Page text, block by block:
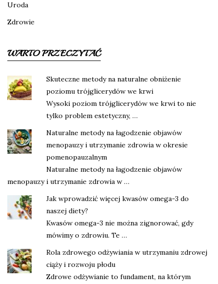
Uroda
Zdrowie
WARTO PRZECZYTAĆ
Skuteczne metody na naturalne obniżenie
poziomu trójglicerydów we krwi
Wysoki poziom trójglicerydów we krwi to nie
tylko problem estetyczny, …
Naturalne metody na łagodzenie objawów
menopauzy i utrzymanie zdrowia w okresie
pomenopauzalnym
Naturalne metody na łagodzenie objawów
menopauzy i utrzymanie zdrowia w …
Jak wprowadzić więcej kwasów omega-3 do
naszej diety?
Kwasów omega-3 nie można zignorować, gdy
mówimy o zdrowiu. Te …
Rola zdrowego odżywiania w utrzymaniu zdrowej
ciąży i rozwoju płodu
Zdrowe odżywianie to fundament, na którym